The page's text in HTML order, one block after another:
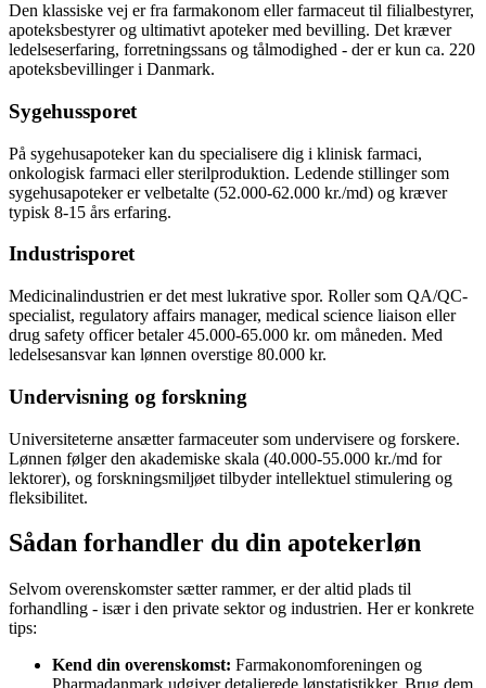
Den klassiske vej er fra farmakonom eller farmaceut til filialbestyrer,
apoteksbestyrer og ultimativt apoteker med bevilling. Det kræver
ledelseserfaring, forretningssans og tålmodighed - der er kun ca. 220
apoteksbevillinger i Danmark.
Sygehussporet
På sygehusapoteker kan du specialisere dig i klinisk farmaci,
onkologisk farmaci eller sterilproduktion. Ledende stillinger som
sygehusapoteker er velbetalte (52.000-62.000 kr./md) og kræver
typisk 8-15 års erfaring.
Industrisporet
Medicinalindustrien er det mest lukrative spor. Roller som QA/QC-
specialist, regulatory affairs manager, medical science liaison eller
drug safety officer betaler 45.000-65.000 kr. om måneden. Med
ledelsesansvar kan lønnen overstige 80.000 kr.
Undervisning og forskning
Universiteterne ansætter farmaceuter som undervisere og forskere.
Lønnen følger den akademiske skala (40.000-55.000 kr./md for
lektorer), og forskningsmiljøet tilbyder intellektuel stimulering og
fleksibilitet.
Sådan forhandler du din apotekerløn
Selvom overenskomster sætter rammer, er der altid plads til
forhandling - især i den private sektor og industrien. Her er konkrete
tips:
Kend din overenskomst: Farmakonomforeningen og